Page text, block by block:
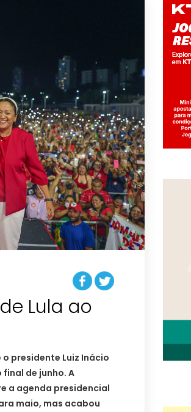
Lula ao
presidente Luiz Inácio
final de junho. A
a agenda presidencial
maio, mas acabou